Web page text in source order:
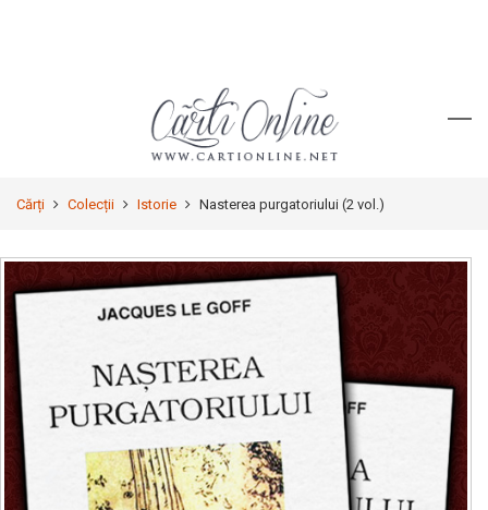
Cărți Colecții Istorie Nasterea purgatoriului (2 vol.)